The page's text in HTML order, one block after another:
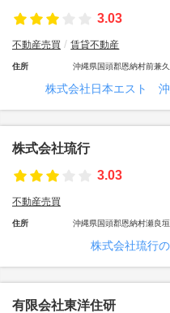
3.03
不動産売買 賃貸不動産
住所 沖縄県国頭郡恩納村前兼
株式会社日本エスト 沖
株式会社琉行
3.03
不動産売買
住所 沖縄県国頭郡恩納村瀬良
株式会社琉行
有限会社東洋住研